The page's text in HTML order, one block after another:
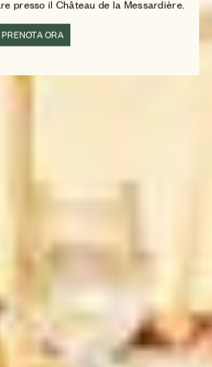
presso il Château de la Messardière.
PRENOTA ORA